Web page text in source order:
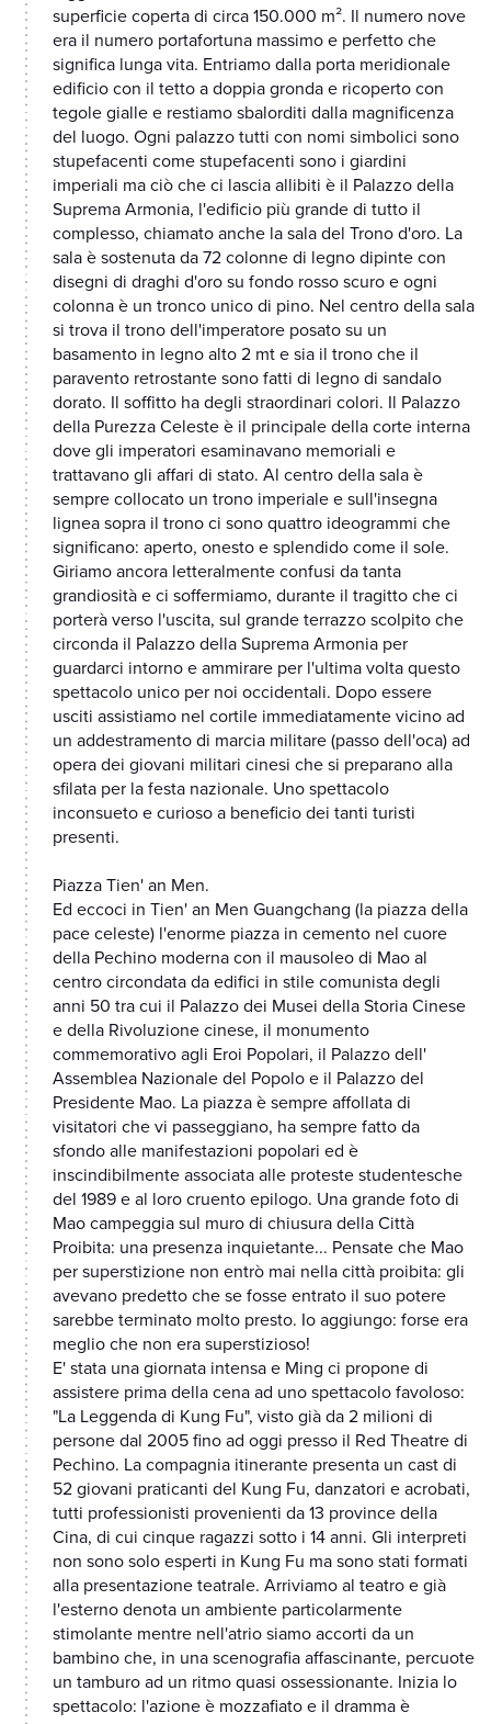
superficie coperta di circa 150.000 m². Il numero nove
era il numero portafortuna massimo e perfetto che
significa lunga vita. Entriamo dalla porta meridionale
edificio con il tetto a doppia gronda e ricoperto con
tegole gialle e restiamo sbalorditi dalla magnificenza
del luogo. Ogni palazzo tutti con nomi simbolici sono
stupefacenti come stupefacenti sono i giardini
imperiali ma ciò che ci lascia allibiti è il Palazzo della
Suprema Armonia, l'edificio più grande di tutto il
complesso, chiamato anche la sala del Trono d'oro. La
sala è sostenuta da 72 colonne di legno dipinte con
disegni di draghi d'oro su fondo rosso scuro e ogni
colonna è un tronco unico di pino. Nel centro della sala
si trova il trono dell'imperatore posato su un
basamento in legno alto 2 mt e sia il trono che il
paravento retrostante sono fatti di legno di sandalo
dorato. Il soffitto ha degli straordinari colori. Il Palazzo
della Purezza Celeste è il principale della corte interna
dove gli imperatori esaminavano memoriali e
trattavano gli affari di stato. Al centro della sala è
sempre collocato un trono imperiale e sull'insegna
lignea sopra il trono ci sono quattro ideogrammi che
significano: aperto, onesto e splendido come il sole.
Giriamo ancora letteralmente confusi da tanta
grandiosità e ci soffermiamo, durante il tragitto che ci
porterà verso l'uscita, sul grande terrazzo scolpito che
circonda il Palazzo della Suprema Armonia per
guardarci intorno e ammirare per l'ultima volta questo
spettacolo unico per noi occidentali. Dopo essere
usciti assistiamo nel cortile immediatamente vicino ad
un addestramento di marcia militare (passo dell'oca) ad
opera dei giovani militari cinesi che si preparano alla
sfilata per la festa nazionale. Uno spettacolo
inconsueto e curioso a beneficio dei tanti turisti
presenti.
Piazza Tien' an Men.
Ed eccoci in Tien' an Men Guangchang (la piazza della
pace celeste) l'enorme piazza in cemento nel cuore
della Pechino moderna con il mausoleo di Mao al
centro circondata da edifici in stile comunista degli
anni 50 tra cui il Palazzo dei Musei della Storia Cinese
e della Rivoluzione cinese, il monumento
commemorativo agli Eroi Popolari, il Palazzo dell'
Assemblea Nazionale del Popolo e il Palazzo del
Presidente Mao. La piazza è sempre affollata di
visitatori che vi passeggiano, ha sempre fatto da
sfondo alle manifestazioni popolari ed è
inscindibilmente associata alle proteste studentesche
del 1989 e al loro cruento epilogo. Una grande foto di
Mao campeggia sul muro di chiusura della Città
Proibita: una presenza inquietante... Pensate che Mao
per superstizione non entrò mai nella città proibita: gli
avevano predetto che se fosse entrato il suo potere
sarebbe terminato molto presto. Io aggiungo: forse era
meglio che non era superstizioso!
E' stata una giornata intensa e Ming ci propone di
assistere prima della cena ad uno spettacolo favoloso:
"La Leggenda di Kung Fu", visto già da 2 milioni di
persone dal 2005 fino ad oggi presso il Red Theatre di
Pechino. La compagnia itinerante presenta un cast di
52 giovani praticanti del Kung Fu, danzatori e acrobati,
tutti professionisti provenienti da 13 province della
Cina, di cui cinque ragazzi sotto i 14 anni. Gli interpreti
non sono solo esperti in Kung Fu ma sono stati formati
alla presentazione teatrale. Arriviamo al teatro e già
l'esterno denota un ambiente particolarmente
stimolante mentre nell'atrio siamo accorti da un
bambino che, in una scenografia affascinante, percuote
un tamburo ad un ritmo quasi ossessionante. Inizia lo
spettacolo: l'azione è mozzafiato e il dramma è